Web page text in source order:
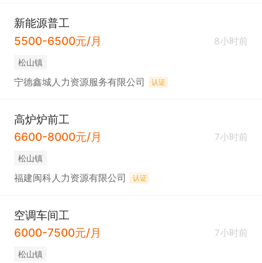
新能源普工
5500-6500元/月
8小时前
松山镇
宁德鑫城人力资源服务有限公司 认证
高炉炉前工
6600-8000元/月
7小时前
松山镇
福建闽科人力资源有限公司 认证
空调车间工
6000-7500元/月
7小时前
松山镇